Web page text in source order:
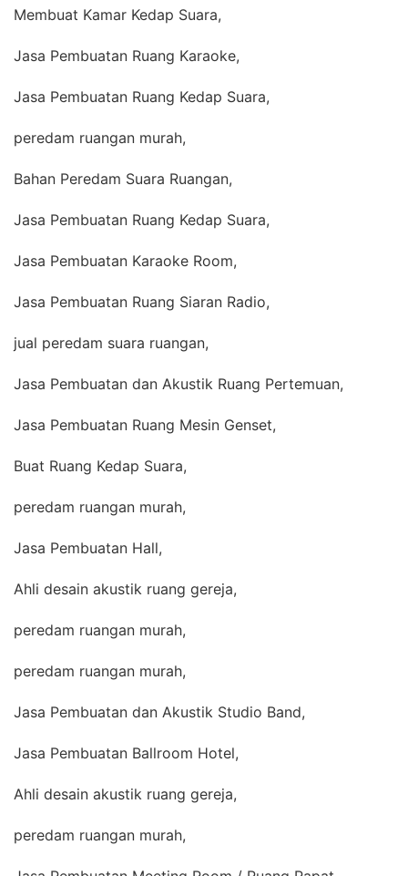
Membuat Kamar Kedap Suara,
Jasa Pembuatan Ruang Karaoke,
Jasa Pembuatan Ruang Kedap Suara,
peredam ruangan murah,
Bahan Peredam Suara Ruangan,
Jasa Pembuatan Ruang Kedap Suara,
Jasa Pembuatan Karaoke Room,
Jasa Pembuatan Ruang Siaran Radio,
jual peredam suara ruangan,
Jasa Pembuatan dan Akustik Ruang Pertemuan,
Jasa Pembuatan Ruang Mesin Genset,
Buat Ruang Kedap Suara,
peredam ruangan murah,
Jasa Pembuatan Hall,
Ahli desain akustik ruang gereja,
peredam ruangan murah,
peredam ruangan murah,
Jasa Pembuatan dan Akustik Studio Band,
Jasa Pembuatan Ballroom Hotel,
Ahli desain akustik ruang gereja,
peredam ruangan murah,